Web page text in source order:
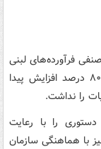
فرآورده‌های لبنی
اظهار کرد: از ابتدای سال تاکنون قیمت شیرخام، ۸۰ درصد افزایش پیدا
را نداشت.
را با رعایت
با هماهنگی سازمان